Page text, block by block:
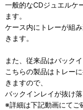
一般的なCDジュエルケ
ます。
ケース内にトレーが組
きます。
また、従来品はバック
こちらの製品はトレー
きますので、
バックインレイが抜け落
※詳細は下記動画にてご